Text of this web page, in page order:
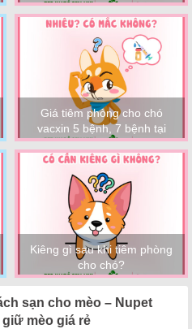
– Z
Giá tiêm phòng cho chó
vacxin 5 bệnh, 7 bệnh tại
TpHCM
Kiêng gì sau khi tiêm phòng
cho chó?
sạn cho mèo – Nupet
giữ mèo giá rẻ